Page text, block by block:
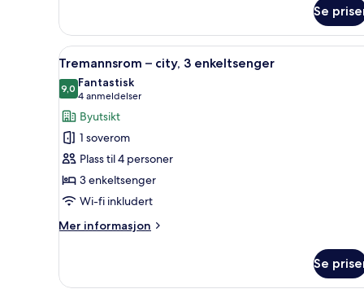
–
standard
Se
Åpne
alle
bildene
av
Tremannsrom
–
city,
3
enkeltsenger
Tremannsrom – city, 3
8
Tremannsrom – city, 3 enkeltsenger
9,09,0 av 10
Fantastisk
4 anmeldelser
(4
anmeldelser)
Byutsikt
1 soverom
Plass til 4 personer
3 enkeltsenger
Wi-fi inkludert
Mer informasjon
Mer
–
Se